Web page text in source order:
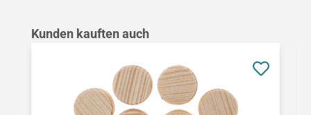
Produktgalerie überspringen
Kunden kauften auch